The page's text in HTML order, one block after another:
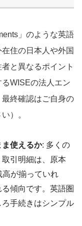
」のような英語
住の日本人や外国
と異なるポイント
WISEの法人エン
終確認はご自身の
）。
使えるか: 多くの
引明細は、原本
高が揃っていれ
傾向です。英語圏
手続きはシンプル